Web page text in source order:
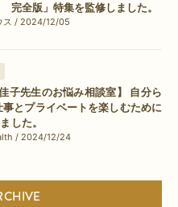
完全版」特集を監修しました。
ス / 2024/12/05
子先生のお悩み相談室】 自分ら
事とプライベートを楽しむために
した。
/ 2024/12/24